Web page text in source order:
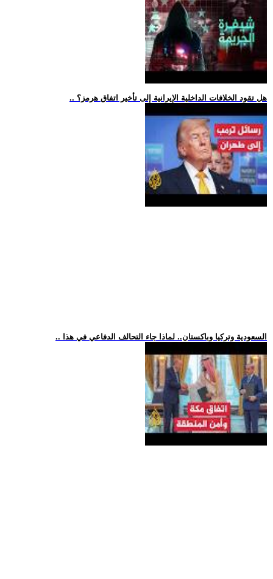
.. هل تقود الخلافات الداخلية الإيرانية إلى تأخير اتفاق هرمز؟
.. السعودية وتركيا وباكستان.. لماذا جاء التحالف الدفاعي في هذا